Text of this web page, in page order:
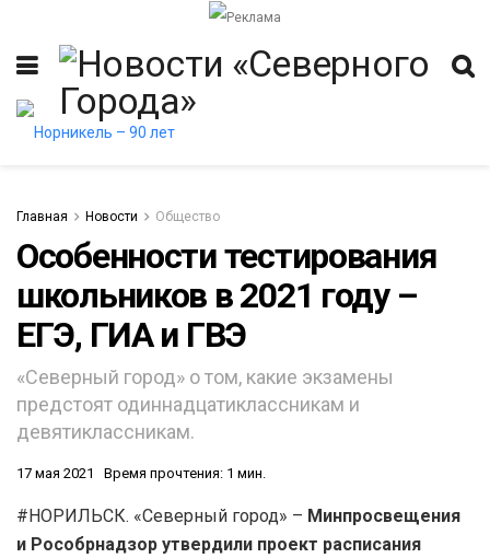
Главная Новости Общество
Особенности тестирования
школьников в 2021 году –
ЕГЭ, ГИА и ГВЭ
«Северный город» о том, какие экзамены
предстоят одиннадцатиклассникам и
девятиклассникам.
17 мая 2021 Время прочтения: 1 мин.
#НОРИЛЬСК. «Северный город» – Минпросвещения
и Рособрнадзор утвердили проект расписания